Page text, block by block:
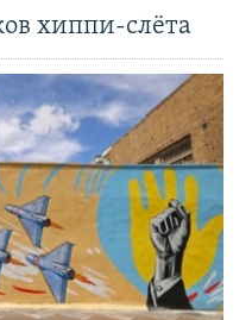
хиппи-слёта